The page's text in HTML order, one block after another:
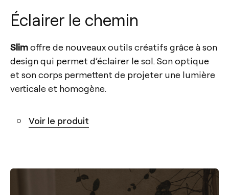
Éclairer le chemin
Slimoffre de nouveaux outils créatifs grâce à son
design qui permet d’éclairer le sol. Son optique
et son corps permettent de projeter une lumière
verticale et homogène.
Voir le produit